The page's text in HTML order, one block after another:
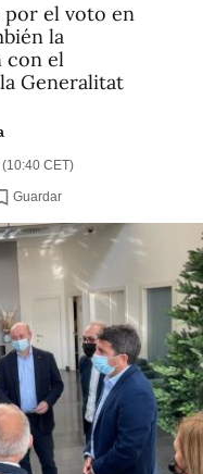
por el voto en
la
con el
Generalitat
CET)
Guardar